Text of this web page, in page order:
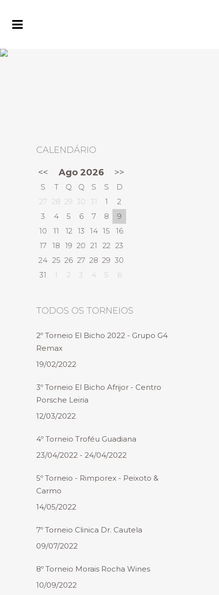
CALENDÁRIO
<< Ago 2026 >>
S T Q Q S S
D
27 28 29 30 31 1
2
3
4 5 6 7 8
9
10
11 12 13 14 15
16
17
18 19 20 21 22 23
24 25 26 27 28 29 30
31
1 2 3 4 5 6
TODOS OS TORNEIOS
2º Torneio El Bicho 2022 - Grupo G4
Remax
19/02/2022
3º Torneio El Bicho Afrijor - Centro
Porsche Leiria
12/03/2022
4º Torneio Troféu Guadiana
23/04/2022 - 24/04/2022
5º Torneio - Rimporex - Peixoto &
Carmo
14/05/2022
7º Torneio Clinica Dr. Cautela
09/07/2022
8º Torneio Morais Rocha Wines
10/09/2022